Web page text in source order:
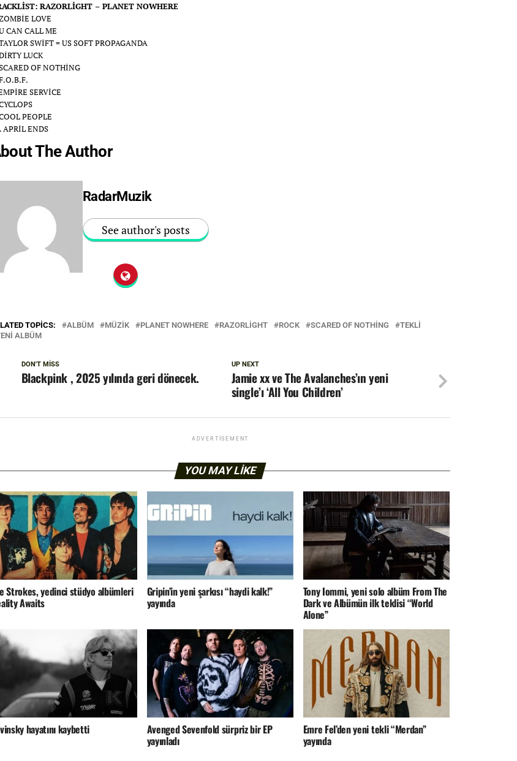
RAZORLIGHT – PLANET NOWHERE
LOVE
CAN CALL ME
SWIFT = US SOFT PROPAGANDA
LUCK
OF NOTHING
SERVICE
PEOPLE
APRIL ENDS
The Author
RadarMuzik
See author's posts
TOPICS: ALBÜM MÜZIK PLANET NOWHERE RAZORLIGHT ROCK SCARED OF NOTHING
TEKLI
ALBÜM
UP NEXT
Jamie xx ve The Avalanches’ın yeni
single’ı ‘All You Children’
DON'T MISS
Blackpink , 2025 yılında geri dönecek.
ADVERTISEMENT
YOU MAY LIKE
Strokes, yedinci stüdyo albümleri
Awaits
Gripin’in yeni şarkısı “haydi kalk!”
yayında
Tony Iommi, yeni solo albüm From The
Dark ve Albümün ilk teklisi “World
Alone”
hayatını kaybetti Avenged Sevenfold sürpriz bir EP
yayınladı
Emre Fel’den yeni tekli “Merdan”
yayında